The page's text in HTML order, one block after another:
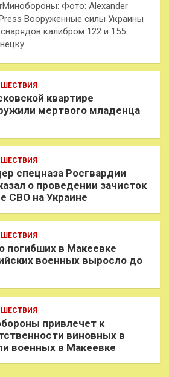
Фото: Alexander
Вооруженные силы Украины
калибром 122 и 155
квартире
мертвого младенца
спецназа Росгвардии
о проведении зачисток
СВО на Украине
погибших в Макеевке
военных выросло до
привлечет к
виновных в
военных в Макеевке